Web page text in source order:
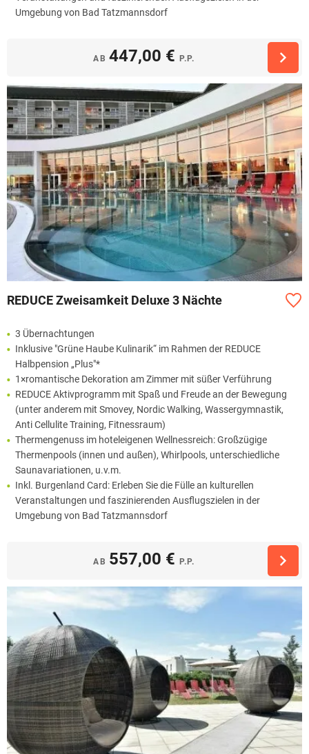
Umgebung von Bad Tatzmannsdorf
AB 447,00 € P.P.
REDUCE Zweisamkeit Deluxe 3 Nächte
3 Übernachtungen
Inklusive "Grüne Haube Kulinarik“ im Rahmen der REDUCE
Halbpension „Plus"*
1×romantische Dekoration am Zimmer mit süßer Verführung
REDUCE Aktivprogramm mit Spaß und Freude an der Bewegung
(unter anderem mit Smovey, Nordic Walking, Wassergymnastik,
Anti Cellulite Training, Fitnessraum)
Thermengenuss im hoteleigenen Wellnessreich: Großzügige
Thermenpools (innen und außen), Whirlpools, unterschiedliche
Saunavariationen, u.v.m.
Inkl. Burgenland Card: Erleben Sie die Fülle an kulturellen
Veranstaltungen und faszinierenden Ausflugszielen in der
Umgebung von Bad Tatzmannsdorf
AB 557,00 € P.P.